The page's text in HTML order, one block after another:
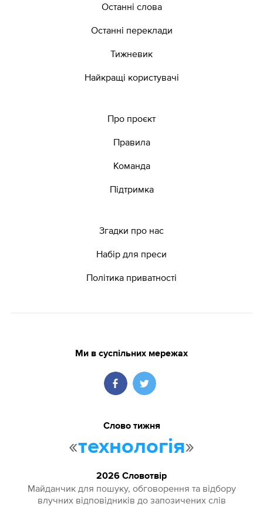
Останні слова
Останні переклади
Тижневик
Найкращі користувачі
Про проєкт
Правила
Команда
Підтримка
Згадки про нас
Набір для преси
Політика приватності
Ми в суспільних мережах
Слово тижня
«технологія»
2026 Словотвір
Майданчик для пошуку, обговорення та відбору
влучних відповідників до запозичених слів